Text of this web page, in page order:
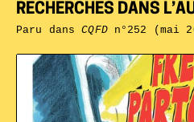
RECHERCHES DANS
Paru dansCQFDn°252 (mai